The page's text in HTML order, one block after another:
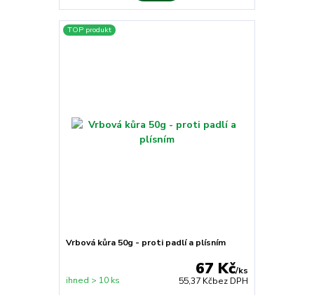
TOP produkt
Vrbová kůra 50g - proti padlí a plísním
67 Kč/ks
55,37 Kčbez DPH
ihned > 10 ks